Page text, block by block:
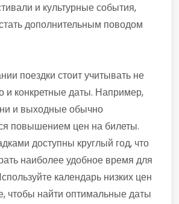
и культурные события,
дополнительным поводом
поездки стоит учитывать не
и конкретные даты. Например,
и выходные обычно
повышением цен на билеты.
доступны круглый год, что
наиболее удобное время для
календарь низких цен
чтобы найти оптимальные даты